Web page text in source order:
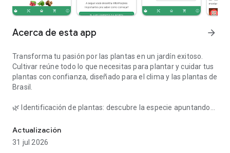
Acerca de esta app arrow_forward
Transforma tu pasión por las plantas en un jardín exitoso.
Cultivar reúne todo lo que necesitas para plantar y cuidar tus
plantas con confianza, diseñado para el clima y las plantas de
Brasil.
🌿 Identificación de plantas: descubre la especie apuntando
🩺 Diagnóstico de salud: fotografía la planta enferma y
descubre la plaga o enfermedad y cómo tratarla.
Actualización
31 jul 2026